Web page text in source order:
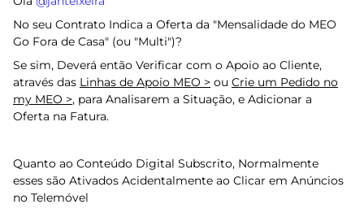
No seu Contrato Indica a Oferta da "Mensalidade do MEO
Go Fora de Casa" (ou "Multi")?
Se sim, Deverá então Verificar com o Apoio ao Cliente,
através das Linhas de Apoio MEO > ou Crie um Pedido no
my MEO >, para Analisarem a Situação, e Adicionar a
Oferta na Fatura.
Quanto ao Conteúdo Digital Subscrito, Normalmente
esses são Ativados Acidentalmente ao Clicar em Anúncios
no Telemóvel